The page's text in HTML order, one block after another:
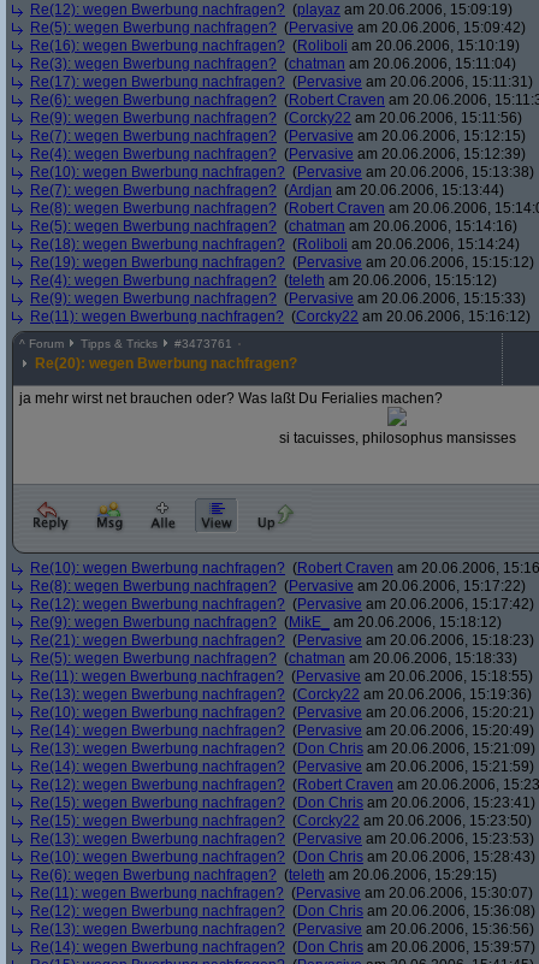
Re(12): wegen Bwerbung nachfragen? (playaz am 20.06.2006, 15:09:19)
Re(5): wegen Bwerbung nachfragen? (Pervasive am 20.06.2006, 15:09:42)
Re(16): wegen Bwerbung nachfragen? (Roliboli am 20.06.2006, 15:10:19)
Re(3): wegen Bwerbung nachfragen? (chatman am 20.06.2006, 15:11:04)
Re(17): wegen Bwerbung nachfragen? (Pervasive am 20.06.2006, 15:11:31)
Re(6): wegen Bwerbung nachfragen? (Robert Craven am 20.06.2006,
Re(9): wegen Bwerbung nachfragen? (Corcky22 am 20.06.2006, 15:11:56)
Re(7): wegen Bwerbung nachfragen? (Pervasive am 20.06.2006, 15:12:15)
Re(4): wegen Bwerbung nachfragen? (Pervasive am 20.06.2006, 15:12:39)
Re(10): wegen Bwerbung nachfragen? (Pervasive am 20.06.2006, 15:13:38)
Re(7): wegen Bwerbung nachfragen? (Ardjan am 20.06.2006, 15:13:44)
Re(8): wegen Bwerbung nachfragen? (Robert Craven am 20.06.2006,
Re(5): wegen Bwerbung nachfragen? (chatman am 20.06.2006, 15:14:16)
Re(18): wegen Bwerbung nachfragen? (Roliboli am 20.06.2006, 15:14:24)
Re(19): wegen Bwerbung nachfragen? (Pervasive am 20.06.2006, 15:15:12)
Re(4): wegen Bwerbung nachfragen? (teleth am 20.06.2006, 15:15:12)
Re(9): wegen Bwerbung nachfragen? (Pervasive am 20.06.2006, 15:15:33)
Re(11): wegen Bwerbung nachfragen? (Corcky22 am 20.06.2006, 15:16:12)
^ Forum Tipps & Tricks #3473761
Re(20): wegen Bwerbung nachfragen?
ja mehr wirst net brauchen oder? Was laßt Du Ferialies machen?
si tacuisses, philosophus mansisses
Re(10): wegen Bwerbung nachfragen? (Robert Craven am 20.06.2006,
Re(8): wegen Bwerbung nachfragen? (Pervasive am 20.06.2006, 15:17:22)
Re(12): wegen Bwerbung nachfragen? (Pervasive am 20.06.2006, 15:17:42)
Re(9): wegen Bwerbung nachfragen? (MikE_
am 20.06.2006, 15:18:12)
Re(21): wegen Bwerbung nachfragen? (Pervasive am 20.06.2006, 15:18:23)
Re(5): wegen Bwerbung nachfragen? (chatman am 20.06.2006, 15:18:33)
Re(11): wegen Bwerbung nachfragen? (Pervasive am 20.06.2006, 15:18:55)
Re(13): wegen Bwerbung nachfragen? (Corcky22 am 20.06.2006, 15:19:36)
Re(10): wegen Bwerbung nachfragen? (Pervasive am 20.06.2006, 15:20:21)
Re(14): wegen Bwerbung nachfragen? (Pervasive am 20.06.2006, 15:20:49)
Re(13): wegen Bwerbung nachfragen? (Don Chris am 20.06.2006, 15:21:09)
Re(14): wegen Bwerbung nachfragen? (Pervasive am 20.06.2006, 15:21:59)
Re(12): wegen Bwerbung nachfragen? (Robert Craven am 20.06.2006,
Re(15): wegen Bwerbung nachfragen? (Don Chris am 20.06.2006, 15:23:41)
Re(15): wegen Bwerbung nachfragen? (Corcky22 am 20.06.2006, 15:23:50)
Re(13): wegen Bwerbung nachfragen? (Pervasive am 20.06.2006, 15:23:53)
Re(10): wegen Bwerbung nachfragen? (Don Chris am 20.06.2006, 15:28:43)
Re(6): wegen Bwerbung nachfragen? (teleth am 20.06.2006, 15:29:15)
Re(11): wegen Bwerbung nachfragen? (Pervasive am 20.06.2006, 15:30:07)
Re(12): wegen Bwerbung nachfragen? (Don Chris am 20.06.2006, 15:36:08)
Re(13): wegen Bwerbung nachfragen? (Pervasive am 20.06.2006, 15:36:56)
Re(14): wegen Bwerbung nachfragen? (Don Chris am 20.06.2006, 15:39:57)